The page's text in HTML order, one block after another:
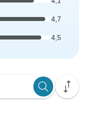
4,7
4,5